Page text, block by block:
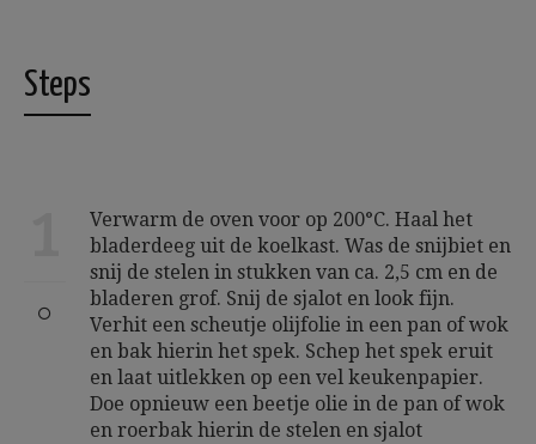
Steps
Verwarm de oven voor op 200°C. Haal het
bladerdeeg uit de koelkast. Was de snijbiet en
snij de stelen in stukken van ca. 2,5 cm en de
bladeren grof. Snij de sjalot en look fijn.
Verhit een scheutje olijfolie in een pan of wok
en bak hierin het spek. Schep het spek eruit
en laat uitlekken op een vel keukenpapier.
Doe opnieuw een beetje olie in de pan of wok
en roerbak hierin de stelen en sjalot